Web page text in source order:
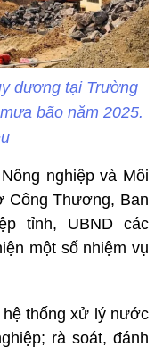
dương tại Trường
bão năm 2025.
nghiệp và Môi
Công Thương, Ban
tỉnh, UBND các
một số nhiệm vụ
thống xử lý nước
rà soát, đánh